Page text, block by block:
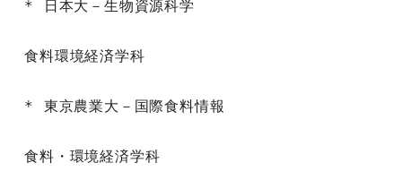
* 日本大－生物資源科学
食料環境経済学科
* 東京農業大－国際食料情報
食料・環境経済学科